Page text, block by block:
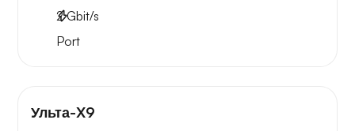
2Gbit/s
Port
Ульта-X9